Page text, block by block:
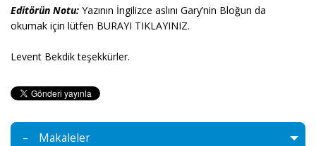
Editörün Notu: Yazının İngilizce aslını Gary’nin Bloğun da
okumak için lütfen BURAYI TIKLAYINIZ.
Levent Bekdik teşekkürler.
Makaleler